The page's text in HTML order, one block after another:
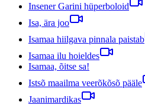
Insener Garini hüperboloid
Isa, ära joo
Isamaa hiilgava pinnala paistab
Isamaa ilu hoieldes
Isamaa, õitse sa!
Istsõ maailma veerõkõsõ pääle
Jaanimardikas